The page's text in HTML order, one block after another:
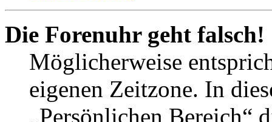
Die Forenuhr geht falsch!
Möglicherweise
eigenen Zeitzone. In
„Persönlichen Bereich“